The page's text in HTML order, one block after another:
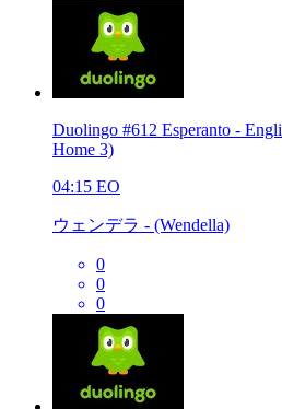
Duolingo #612 Esperanto -
Home 3)
04:15 EO
ウェンデラ - (Wendella)
0
0
0